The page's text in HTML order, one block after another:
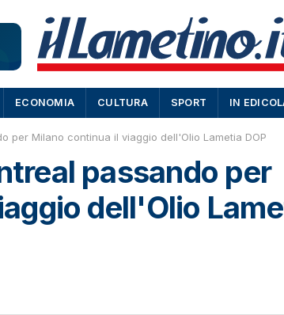
ECONOMIA CULTURA SPORT IN
per Milano continua il viaggio dell'Olio Lametia DOP
passando per
dell'Olio